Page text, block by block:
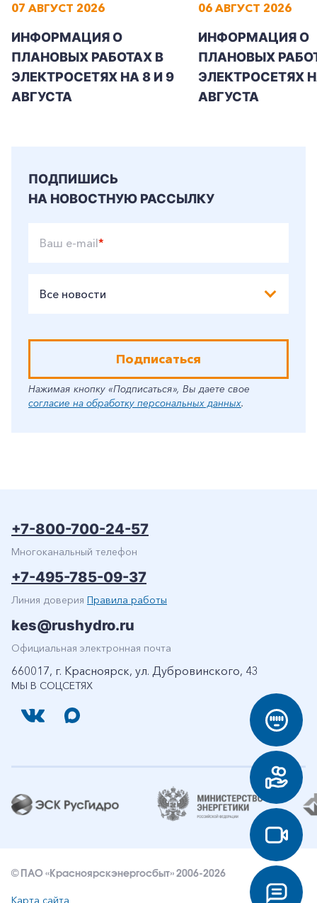
07 АВГУСТ 2026
ИНФОРМАЦИЯ О
ПЛАНОВЫХ РАБОТАХ В
ЭЛЕКТРОСЕТЯХ НА 8 И 9
АВГУСТА
06 АВГУСТ 2026
ИНФОРМАЦИЯ О
ПЛАНОВЫХ
ЭЛЕКТРОСЕТЯХ
АВГУСТА
ПОДПИШИСЬ
НА НОВОСТНУЮ РАССЫЛКУ
Ваш e-mail*
Все новости
Подписаться
Нажимая кнопку «Подписаться», Вы даете свое
согласие на обработку персональных данных.
МЫ В СОЦСЕТЯХ
+7-800-700-24-57
Многоканальный телефон
+7-495-785-09-37
Линия доверия Правила работы
kes@rushydro.ru
Официальная электронная почта
660017, г. Красноярск, ул. Дубровинского, 43
© ПАО «Красноярскэнергосбыт» 2006-2026
Карта сайта